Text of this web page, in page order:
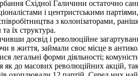
Східної Галичини остаточно
і центристськими
з колонізаторами,
їх структура.
досвід і революційне
в життя, займали своє місце в
легальні форми діяльності;
до масових революційних акцій, так